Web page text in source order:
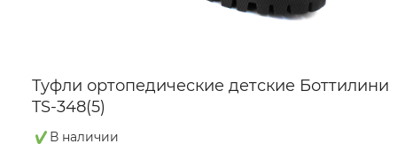
Туфли ортопедические детские Боттилини
TS-348(5)
В наличии